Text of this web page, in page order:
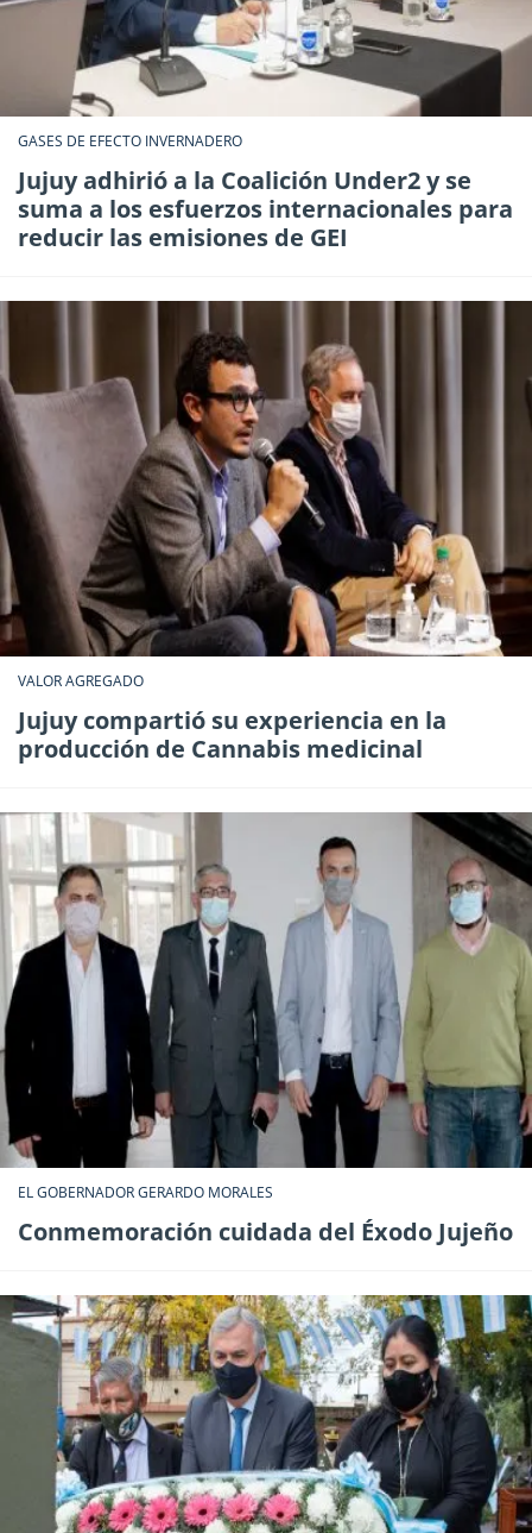
GASES DE EFECTO INVERNADERO
Jujuy adhirió a la Coalición Under2 y se
suma a los esfuerzos internacionales para
reducir las emisiones de GEI
VALOR AGREGADO
Jujuy compartió su experiencia en la
producción de Cannabis medicinal
EL GOBERNADOR GERARDO MORALES
Conmemoración cuidada del Éxodo Jujeño